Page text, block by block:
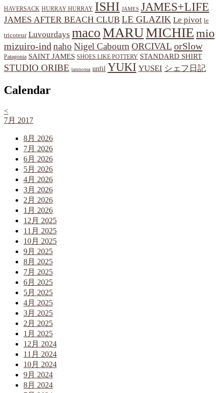
HAVERSACK HURRAY HURRAY ISHI JAMES JAMES+LIFE
JAMES AFTER BEACH CLUB LE GLAZIK Le pivot le
tricoteur Luvourdays macoMARUMICHIEmio
mizuiro-ind naho Nigel Cabourn ORCIVAL orSlow
Patagonia SAINT JAMES SHOES LIKE POTTERY STANDARD SHIRT
STUDIO ORIBE tannossa unfil YUKI YUSEI シェフ日記
Calendar
<
7月 2017
8月 2026
7月 2026
6月 2026
5月 2026
4月 2026
3月 2026
2月 2026
1月 2026
12月 2025
11月 2025
10月 2025
9月 2025
8月 2025
7月 2025
6月 2025
5月 2025
4月 2025
3月 2025
2月 2025
1月 2025
12月 2024
11月 2024
10月 2024
9月 2024
8月 2024